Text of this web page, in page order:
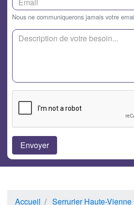
Nous ne communiquerons jamais votre
Accueil Serrurier Haute-Vienne